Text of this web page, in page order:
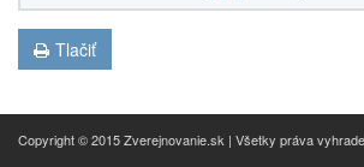
Tlačiť
Copyright © 2015 Zverejnovanie.sk | Všetky práva